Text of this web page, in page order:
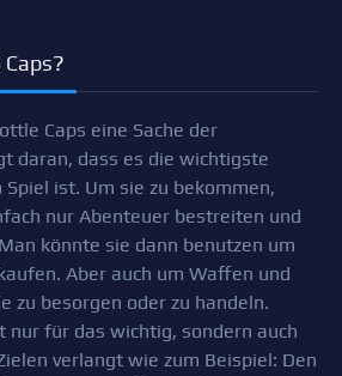
Caps eine Sache der
daran, dass es die wichtigste
ist. Um sie zu bekommen,
nur Abenteuer bestreiten und
könnte sie dann benutzen um
Aber auch um Waffen und
zu besorgen oder zu handeln.
nur für das wichtig, sondern auch
verlangt wie zum Beispiel: Den